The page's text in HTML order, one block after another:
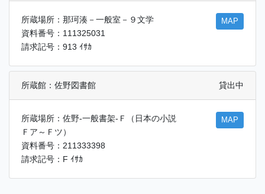
所蔵場所：那珂湊－一般室－９文学
資料番号：111325031
請求記号：913 ｲｻｶ
MAP
所蔵館：佐野図書館 貸出中
所蔵場所：佐野-一般書架-Ｆ（日本の小説
Ｆア～Ｆツ）
資料番号：211333398
請求記号：F ｲｻｶ
MAP